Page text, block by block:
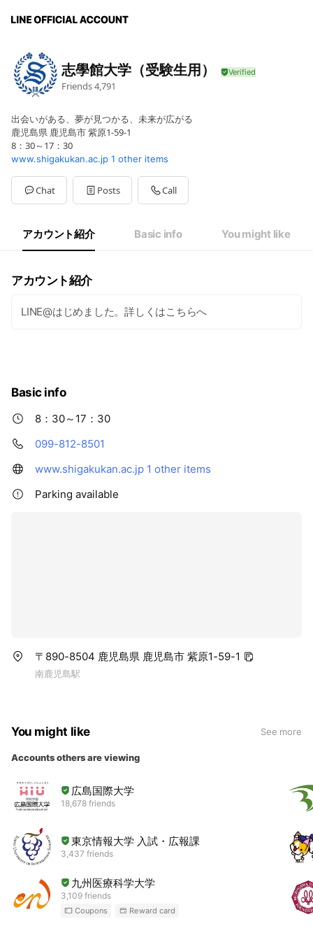
志學館大学（受験生用）
Friends4,791
出会いがある、夢が見つかる、未来が広がる
鹿児島県 鹿児島市 紫原1-59-1
8：30～17：30
www.shigakukan.ac.jp 1 other items
Chat Posts Call
アカウント紹介 Basic info You might like
アカウント紹介
LINE@はじめました。詳しくはこちらへ
Basic info
8：30～17：30
099-812-8501
www.shigakukan.ac.jp 1 other items
Parking available
〒890-8504 鹿児島県 鹿児島市 紫原1-59-1
南鹿児島駅
You might like See more
Accounts others are viewing
広島国際大学
18,678 friends
東京情報大学 入試・広報課
3,437 friends
九州医療科学大学
3,109 friends
Coupons Reward card